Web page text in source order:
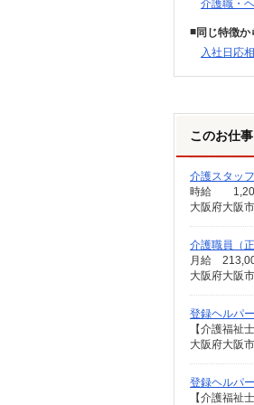
介護職・
同じ特徴
入社日応
このお仕
介護スタッ
時給 1,203
大阪府大阪
介護職員（
大阪府大阪
登録ヘルパー
大阪府大阪
登録ヘルパー